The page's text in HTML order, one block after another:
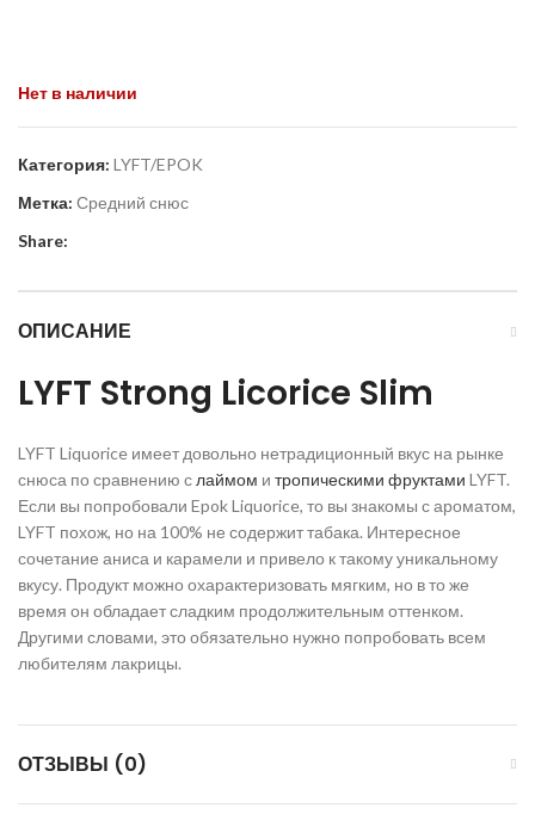
Нет в наличии
Категория: LYFT/EPOK
Метка: Средний снюс
Share:
ОПИСАНИЕ
LYFT Strong Licorice Slim
LYFT Liquorice имеет довольно нетрадиционный вкус на рынке
снюса по сравнению с лаймом и тропическими фруктами LYFT.
Если вы попробовали Epok Liquorice, то вы знакомы с ароматом,
LYFT похож, но на 100% не содержит табака. Интересное
сочетание аниса и карамели и привело к такому уникальному
вкусу. Продукт можно охарактеризовать мягким, но в то же
время он обладает сладким продолжительным оттенком.
Другими словами, это обязательно нужно попробовать всем
любителям лакрицы.
ОТЗЫВЫ (0)